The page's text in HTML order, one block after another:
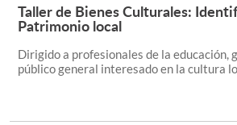
Taller de Bienes Culturales:
Patrimonio local
Dirigido a profesionales de la educación,
público general interesado en la cultura